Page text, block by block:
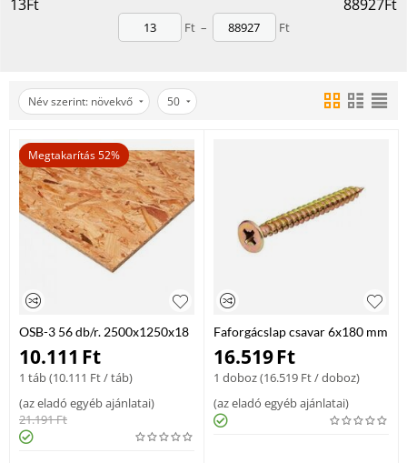
Tartós, időjárásálló szerkezeti faanyagok
Fenntartható forrásból származó faáruk
13Ft 88927Ft
Ft – Ft
Név szerint: növekvő 50
Megtakarítás 52%
OSB-3 56 db/r. 2500x1250x18
10.111 Ft
1 táb (10.111 Ft/ táb)
(az eladó egyéb ajánlatai)
21.191Ft
Faforgácslap csavar 6x180 mm
100db/dob
16.519Ft
1 doboz (16.519 Ft/ doboz)
(az eladó egyéb ajánlatai)